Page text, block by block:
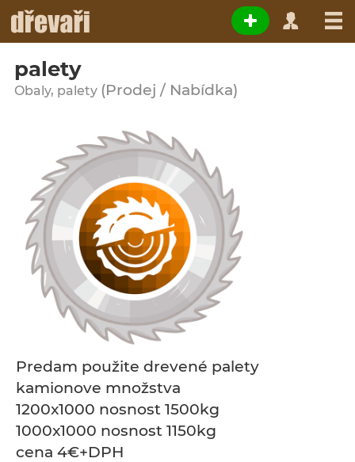
palety
Obaly, palety (Prodej / Nabídka)
Predam použite drevené palety
kamionove množstva
1200x1000 nosnost 1500kg
1000x1000 nosnost 1150kg
cena 4€+DPH